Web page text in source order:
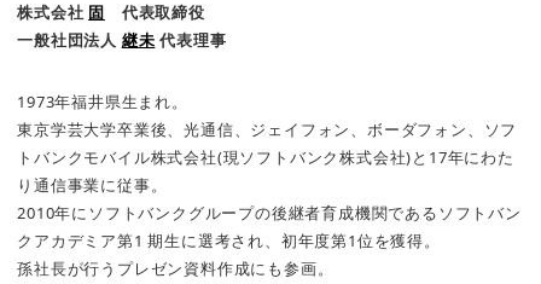
株式会社 固 代表取締役
一般社団法人 継未 代表理事
1973年福井県生まれ。
東京学芸大学卒業後、光通信、ジェイフォン、ボーダフォン、ソフ
トバンクモバイル株式会社(現ソフトバンク株式会社)と17年にわた
り通信事業に従事。
2010年にソフトバンクグループの後継者育成機関であるソフトバン
クアカデミア第1 期生に選考され、初年度第1位を獲得。
孫社長が行うプレゼン資料作成にも参画。